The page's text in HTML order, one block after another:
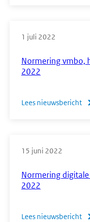
Normering vmbo,
2022
1 juli 2022
Lees nieuwsbericht
Normering
2022
15 juni 2022
Lees nieuwsbericht